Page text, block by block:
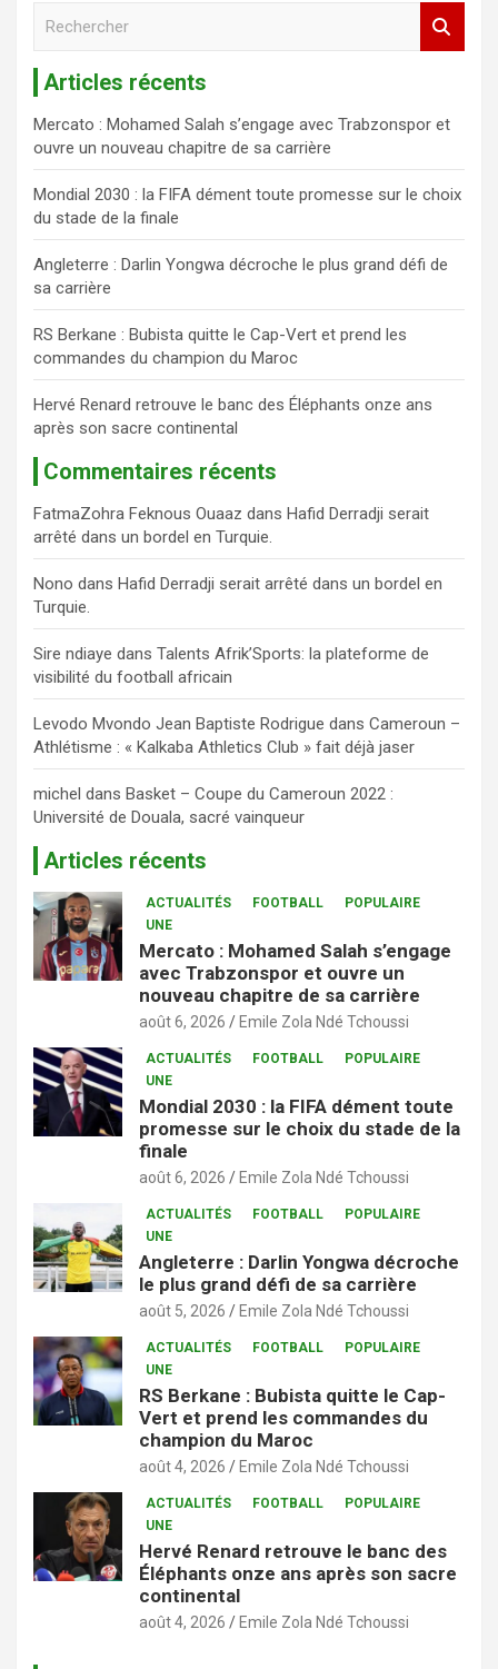
r
c
h
e
r
Articles récents
Mercato : Mohamed Salah s’engage avec Trabzonspor et
ouvre un nouveau chapitre de sa carrière
Mondial 2030 : la FIFA dément toute promesse sur le choix
du stade de la finale
Angleterre : Darlin Yongwa décroche le plus grand défi de
sa carrière
RS Berkane : Bubista quitte le Cap-Vert et prend les
commandes du champion du Maroc
Hervé Renard retrouve le banc des Éléphants onze ans
après son sacre continental
Commentaires récents
FatmaZohra Feknous Ouaaz dans Hafid Derradji serait
arrêté dans un bordel en Turquie.
Nono dans Hafid Derradji serait arrêté dans un bordel en
Turquie.
Sire ndiaye dans Talents Afrik’Sports: la plateforme de
visibilité du football africain
Levodo Mvondo Jean Baptiste Rodrigue dans Cameroun –
Athlétisme : « Kalkaba Athletics Club » fait déjà jaser
michel dans Basket – Coupe du Cameroun 2022 :
Université de Douala, sacré vainqueur
Articles récents
ACTUALITÉS FOOTBALL
POPULAIRE
UNE
Mercato : Mohamed Salah s’engage
avec Trabzonspor et ouvre un
nouveau chapitre de sa carrière
août 6, 2026 Emile Zola Ndé Tchoussi
ACTUALITÉS FOOTBALL
POPULAIRE
UNE
Mondial 2030 : la FIFA dément toute
promesse sur le choix du stade de la
finale
août 6, 2026 Emile Zola Ndé Tchoussi
ACTUALITÉS FOOTBALL
POPULAIRE
UNE
Angleterre : Darlin Yongwa décroche
le plus grand défi de sa carrière
août 5, 2026 Emile Zola Ndé Tchoussi
ACTUALITÉS FOOTBALL
POPULAIRE
UNE
RS Berkane : Bubista quitte le Cap-
Vert et prend les commandes du
champion du Maroc
août 4, 2026 Emile Zola Ndé Tchoussi
ACTUALITÉS FOOTBALL
POPULAIRE
UNE
Hervé Renard retrouve le banc des
Éléphants onze ans après son sacre
continental
août 4, 2026 Emile Zola Ndé Tchoussi